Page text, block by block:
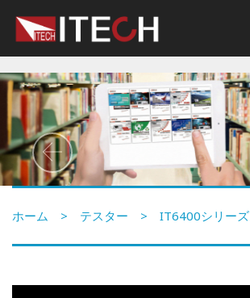
Previous
ホーム > テスター > IT6400シリーズ